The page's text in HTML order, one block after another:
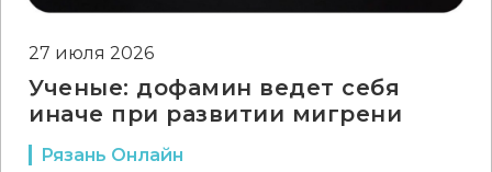
27 июля 2026
Ученые: дофамин ведет себя
иначе при развитии мигрени
Рязань Онлайн